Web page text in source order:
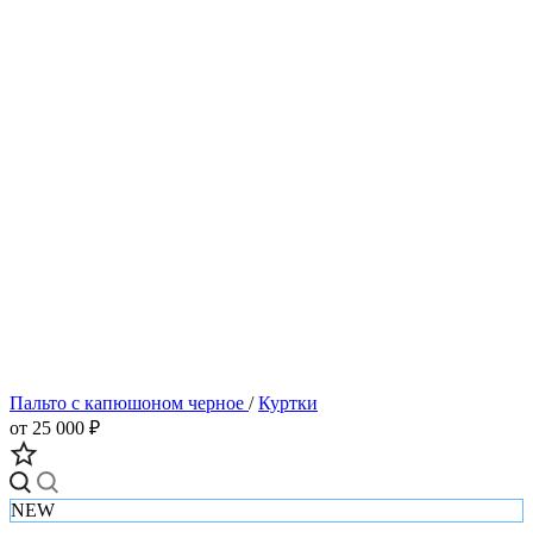
Пальто с капюшоном черное / Куртки
от 25 000 ₽
NEW